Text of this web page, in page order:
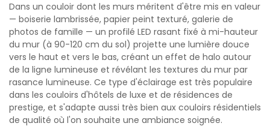
Dans un couloir dont les murs méritent d'être mis en valeur
— boiserie lambrissée, papier peint texturé, galerie de
photos de famille — un profilé LED rasant fixé à mi-hauteur
du mur (à 90-120 cm du sol) projette une lumière douce
vers le haut et vers le bas, créant un effet de halo autour
de la ligne lumineuse et révélant les textures du mur par
rasance lumineuse. Ce type d'éclairage est très populaire
dans les couloirs d'hôtels de luxe et de résidences de
prestige, et s'adapte aussi très bien aux couloirs résidentiels
de qualité où l'on souhaite une ambiance soignée.